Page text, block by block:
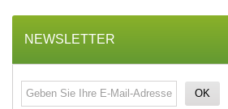
NEWSLETTER
OK